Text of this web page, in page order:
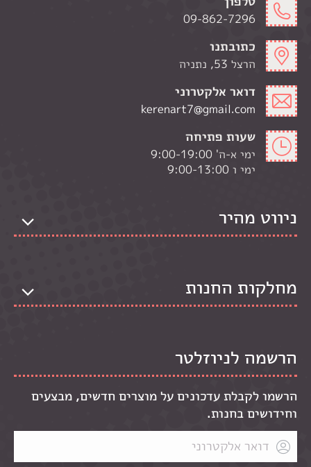
09-862-7296
כתובתנו
הרצל 53, נתניה
דואר אלקטרוני
kerenart7@gmail.com
שעות פתיחה
ימי א-ה' 9:00-19:00
ימי ו 9:00-13:00
ניווט מהיר
מחלקות החנות
הרשמה לניוזלטר
הרשמו לקבלת עדכונים על מוצרים חדשים, מבצעים
וחידושים בחנות.